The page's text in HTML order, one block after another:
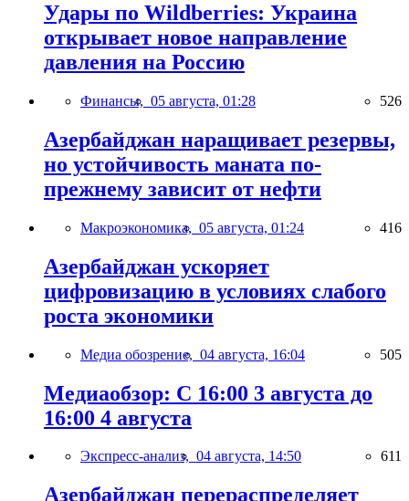
Удары по Wildberries: Украина
открывает новое направление
давления на Россию
Финансы, 05 августа, 01:28 526
Азербайджан наращивает резервы,
но устойчивость маната по-
прежнему зависит от нефти
Макроэкономика, 05 августа, 01:24 416
Азербайджан ускоряет
цифровизацию в условиях слабого
роста экономики
Медиа обозрение, 04 августа, 16:04 505
Медиаобзор: С 16:00 3 августа до
16:00 4 августа
Экспресс-анализ, 04 августа, 14:50 611
Азербайджан перераспределяет